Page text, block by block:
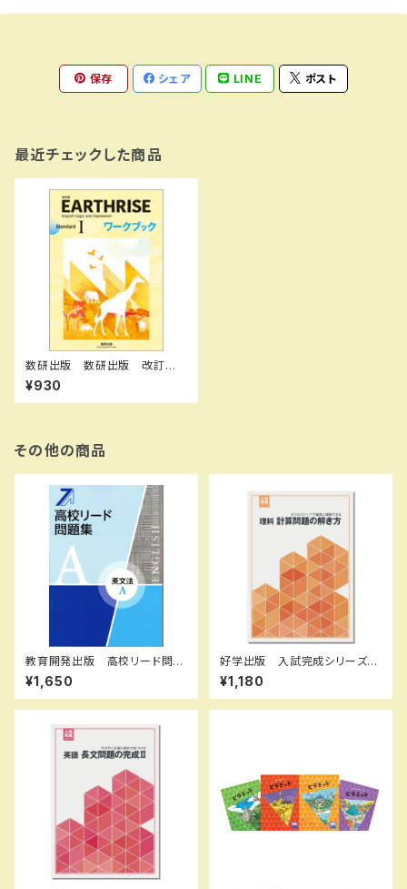
保存 シェア LINE ポスト
最近チェックした商品
数研出版 数研出版 改訂版 E
ARTHRISE English Logic an
d Expression I Standard ワ
ークブック 新品 問題集本体
ISBN：9784410372957 IS
BN-10：B0GW5QWG23 SK
U：004018754
¥930
その他の商品
教育開発出版 高校リード問題
集 英文法 A ，英文法 B 202
6年度版 各科目（選択くださ
い） 新品完全セット ISBN
¥1,650
好学出版 入試完成シリーズ
理科 計算問題の解き方 202
6年度版 新品完全セット ISB
N：B0D3B7N5ZH ISBN-1
¥1,180